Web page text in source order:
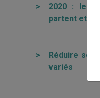
>
2020 : les
partent et
>
Réduire son
variés